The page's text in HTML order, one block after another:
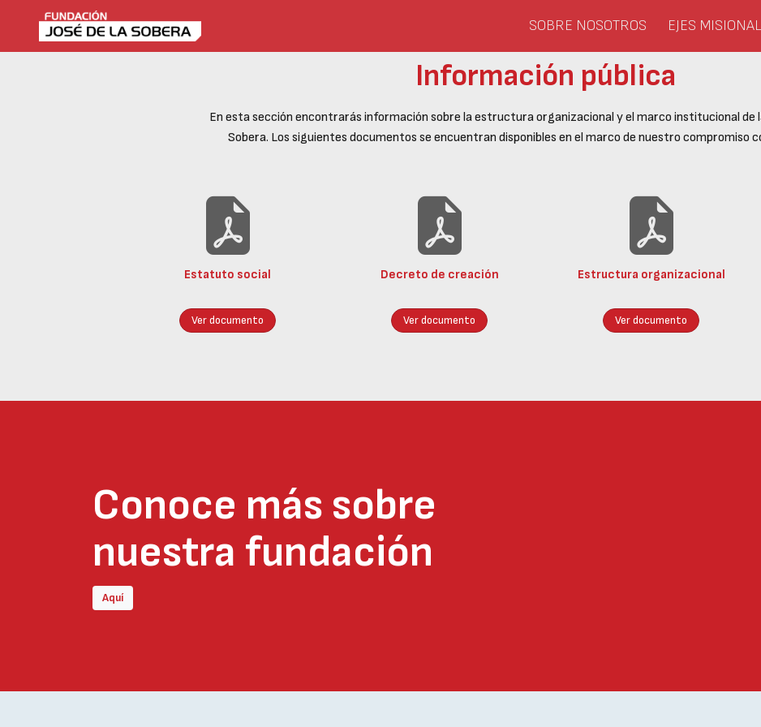
SOBRE NOSOTROS EJES
Información pública
En esta sección encontrarás información sobre la estructura organizacional y el marco institucional de
Sobera. Los siguientes documentos se encuentran disponibles en el marco de nuestro compromiso
Estatuto social
Ver documento
Decreto de creación
Ver documento
Estructura organizacional
Ver documento
Conoce más sobre
nuestra fundación
Aquí